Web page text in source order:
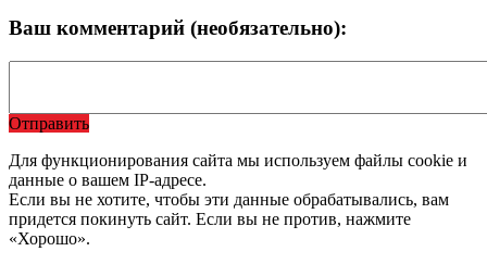
Ваш комментарий (необязательно):
Отправить
Для функционирования сайта мы используем файлы cookie и
данные о вашем IP-адресе.
Если вы не хотите, чтобы эти данные обрабатывались, вам
придется покинуть сайт. Если вы не против, нажмите
«Хорошо».